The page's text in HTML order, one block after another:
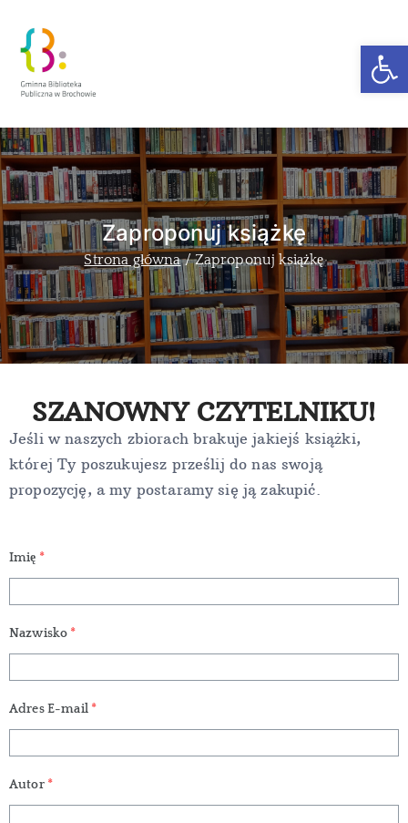
Author
Zaproponuj książkę
Strona główna Zaproponuj książkę
SZANOWNY CZYTELNIKU!
Jeśli w naszych zbiorach brakuje jakiejś książki,
której Ty poszukujesz prześlij do nas swoją
propozycję, a my postaramy się ją zakupić.
Imię *
Nazwisko *
Adres E-mail *
Autor *